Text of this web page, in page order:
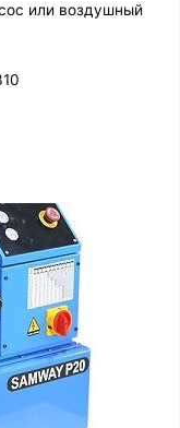
или воздушный